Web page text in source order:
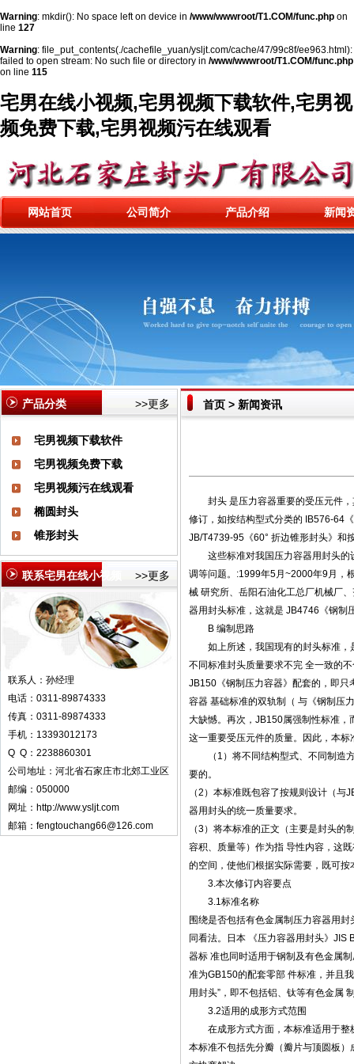
Warning: mkdir(): No space left on device in /www/wwwroot/T1.COM/func.php on
line 127
Warning: file_put_contents(./cachefile_yuan/ysljt.com/cache/47/99c8f/ee963.html):
failed to open stream: No such file or directory in /www/wwwroot/T1.COM/func.php
on line 115
宅男在线小视频,宅男视频下载软件,宅男视
频免费下载,宅男视频污在线观看
网站首页 公司简介 产品介绍 新闻
>>更多
产品分类
宅男视频下载软件
宅男视频免费下载
宅男视频污在线观看
椭圆封头
锥形封头
>>更多
联系宅男在线小视频
联系人：孙经理
电话：0311-89874333
传真：0311-89874333
手机：13393012173
Q Q：2238860301
公司地址：河北省石家庄市北郊工业区
邮编：050000
网址： http://www.ysljt.com
邮箱：fengtouchang66@126.com
首页 > 新闻资讯
封头 是压力容器重要的受压元件
修订，如按结构型式分类的 IB576-64
JB/T4739-95《60° 折边锥形封头》和
这些标准对我国压力容器用封头
调等问题。:1999年5月~2000年9月，
械 研究所、岳阳石油化工总厂机械厂
器用封头标准，这就是 JB4746《钢制
B 编制思路
如上所述，我国现有的封头标准
不同标准封头质量要求不完 全一致的
JB150《钢制压力容器》配套的，即
容器 基础标准的双轨制（ 与《钢制压
大缺憾。再次，JB150属强制性标准
这一重要受压元件的质量。因此，本
（1）将不同结构型式、不同制
要的。
（2）本标准既包容了按规则设计（
器用封头的统一质量要求。
（3）将本标准的正文（主要是封头
容积、质量等）作为指 导性内容，这
的空间，使他们根据实际需要，既可
3.本次修订内容要点
3.1标准名称
围绕是否包括有色金属制压力容器用
同看法。日本 《压力容器用封头》JIS
器标 准也同时适用于钢制及有色金属
准为GB150的配套零部 件标准，并且
用封头”，即不包括铝、钛等有色金属
3.2适用的成形方式范围
在成形方式方面，本标准适用于
本标准不包括先分瓣（瓣片与顶圆板